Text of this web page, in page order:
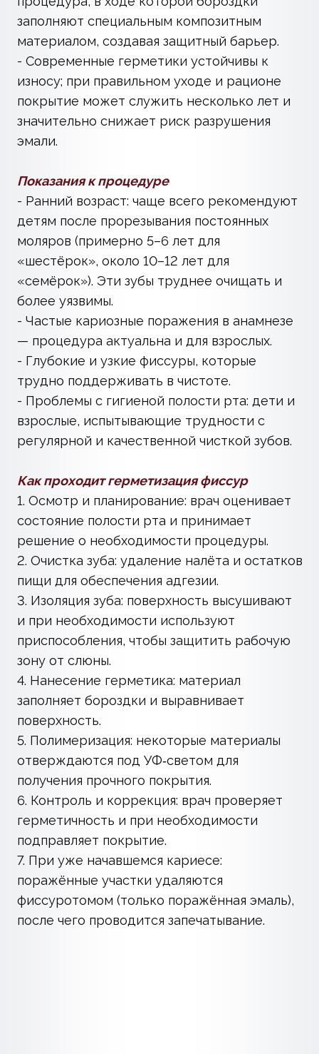
Как проходит герметизация фиссур
1. Осмотр и планирование: врач оценивает
решение о необходимости процедуры.
2. Очистка зуба: удаление налёта и остатков
пищи для обеспечения адгезии.
3. Изоляция зуба: поверхность высушивают
и при необходимости используют
приспособления, чтобы защитить рабочую
4. Нанесение герметика: материал
поверхность.
5. Полимеризация: некоторые материалы
отверждаются под УФ‑светом для
получения прочного покрытия.
6. Контроль и коррекция: врач проверяет
герметичность и при необходимости
подправляет покрытие.
7. При уже начавшемся кариесе:
поражённые участки удаляются
фиссуротомом (только поражённая эмаль),
после чего проводится запечатывание.